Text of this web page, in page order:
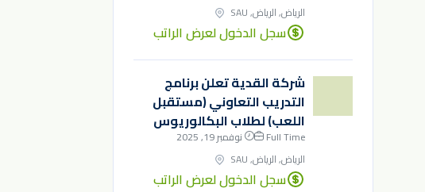
الرياض, الرياض, SAU
سجل الدخول لعرض الراتب
شركة القدية تعلن برنامج
التدريب التعاوني (مستقبل
اللعب) لطلاب البكالوريوس
Full Time
نوفمبر 19, 2025
الرياض, الرياض, SAU
سجل الدخول لعرض الراتب